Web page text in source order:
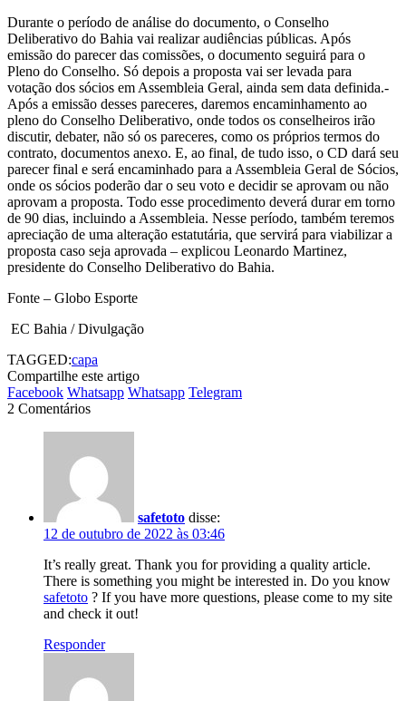
Durante o período de análise do documento, o Conselho
Deliberativo do Bahia vai realizar audiências públicas. Após
emissão do parecer das comissões, o documento seguirá para o
Pleno do Conselho. Só depois a proposta vai ser levada para
votação dos sócios em Assembleia Geral, ainda sem data definida.-
Após a emissão desses pareceres, daremos encaminhamento ao
pleno do Conselho Deliberativo, onde todos os conselheiros irão
discutir, debater, não só os pareceres, como os próprios termos do
contrato, documentos anexo. E, ao final, de tudo isso, o CD dará seu
parecer final e será encaminhado para a Assembleia Geral de Sócios,
onde os sócios poderão dar o seu voto e decidir se aprovam ou não
aprovam a proposta. Todo esse procedimento deverá durar em torno
de 90 dias, incluindo a Assembleia. Nesse período, também teremos
apreciação de uma alteração estatutária, que servirá para viabilizar a
proposta caso seja aprovada – explicou Leonardo Martinez,
presidente do Conselho Deliberativo do Bahia.
Fonte – Globo Esporte
EC Bahia / Divulgação
TAGGED:capa
Compartilhe este artigo
Facebook Whatsapp Whatsapp Telegram
2 Comentários
safetoto disse:
12 de outubro de 2022 às 03:46
It’s really great. Thank you for providing a quality article.
There is something you might be interested in. Do you know
safetoto ? If you have more questions, please come to my site
and check it out!
Responder